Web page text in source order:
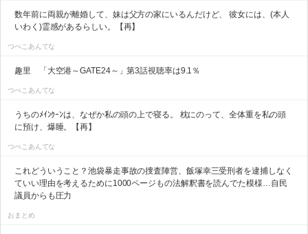
数年前に両親が離婚して、妹は父方の家にいるんだけど、 彼女には、(本人
いわく)霊感があるらしい。【再】
つべこあんてな
趣里 「大空港～GATE24～」第3話視聴率は9.1％
つべこあんてな
うちのﾒｲﾝｸｰﾝは、なぜか私の頭の上で寝る。 枕にのって、全体重を私の頭
に預け、爆睡。【再】
つべこあんてな
これどういうこと？池袋暴走事故の捜査陣営、飯塚幸三受刑者を逮捕しなく
ていい理由を考えるために1000ページもの法解釈書を読んでた模様…自民
議員からも圧力
おまとめ